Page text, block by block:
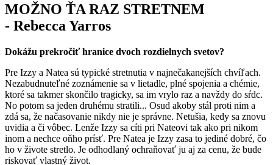
MOŽNO ŤA RAZ STRETNEM
- Rebecca Yarros
Dokážu prekročiť hranice dvoch rozdielnych svetov?
Pre Izzy a Natea sú typické stretnutia v najnečakanejších chvíľach.
Nezabudnuteľné zoznámenie sa v lietadle, plné spojenia a chémie,
ktoré sa takmer skončilo tragicky, sa im vrylo raz a navždy do sŕdc.
No potom sa jeden druhému stratili... Osud akoby stál proti nim a
zdá sa, že načasovanie nikdy nie je správne. Netušia, kedy sa znovu
uvidia a či vôbec. Lenže Izzy sa cíti pri Nateovi tak ako pri nikom
inom a nechce oňho prísť. Pre Natea je Izzy zasa to jediné dobré, čo
ho v živote stretlo. Je odhodlaný ochraňovať ju aj za cenu, že bude
riskovať vlastný život.